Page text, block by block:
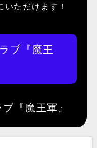
いただけます！
ブ『魔王